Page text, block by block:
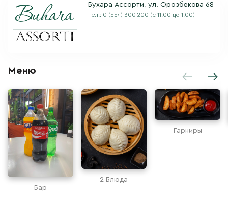
Бухара Ассорти, ул. Орозбекова 68
Тел.: 0 (554) 300 200 (с 11:00 до 1:00)
Меню
Бар
2 Блюда
Гарниры